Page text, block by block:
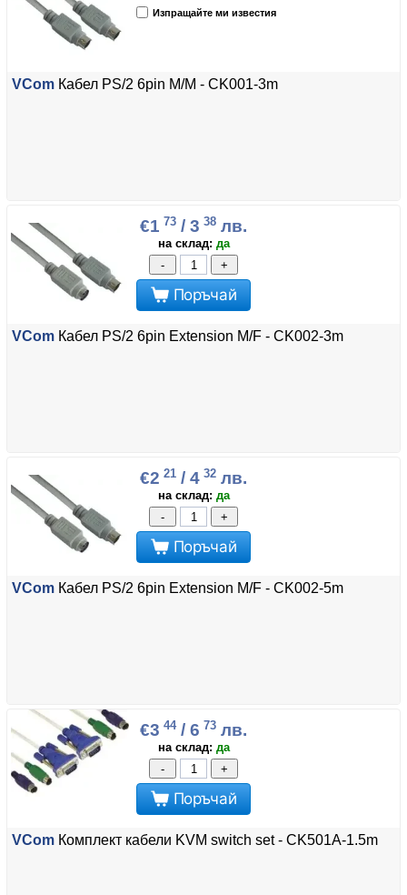
Изпращайте ми известия
VCom Кабел PS/2 6pin M/M - CK001-3m
€1 73 / 3 38 лв.
на склад: да
-
+
Поръчай
VCom Кабел PS/2 6pin Extension M/F - CK002-3m
€2 21 / 4 32 лв.
на склад: да
-
+
Поръчай
VCom Кабел PS/2 6pin Extension M/F - CK002-5m
€3 44/ 6 73 лв.
на склад: да
-
+
Поръчай
VCom Комплект кабели KVM switch set - CK501A-1.5m